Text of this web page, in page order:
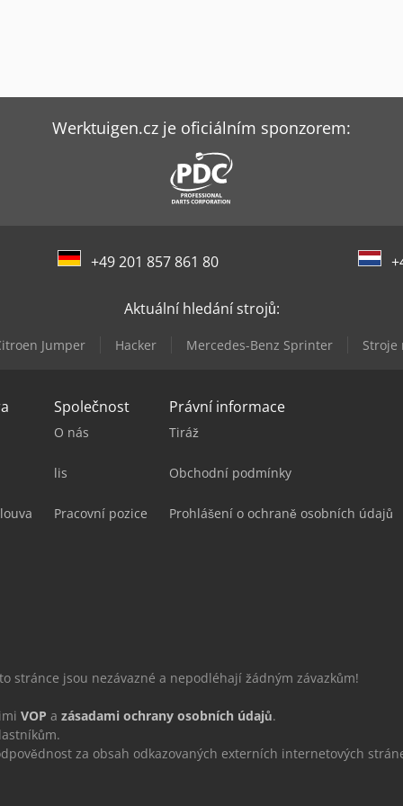
Werktuigen.cz je oficiálním sponzorem:
+49 201 857 861 80
Aktuální hledání strojů:
Jumper Hacker Mercedes-Benz Sprinter Stroje
Společnost
O nás
lis
Pracovní pozice
Právní informace
Tiráž
Obchodní podmínky
Prohlášení o ochraně osobních údajů
stránce jsou nezávazné a nepodléhají žádným závazkům!
VOP a zásadami ochrany osobních údajů.
za obsah odkazovaných externích internetových